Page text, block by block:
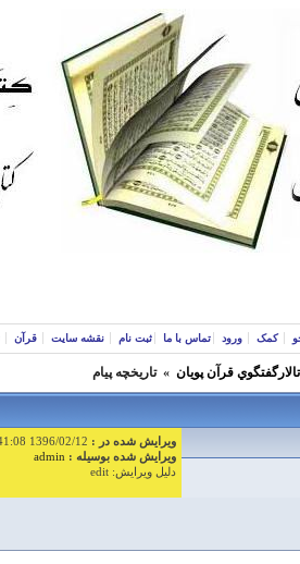
کمک ورود تماس با ما ثبت نام نقشه سایت قرآن
قرآن پویان » تاریخچه پیام
ویرایش شده در : 1396/02/12 01:41:08 ب.ظ
ویرایش شده بوسیله : admin
دلیل ویرایش: edit